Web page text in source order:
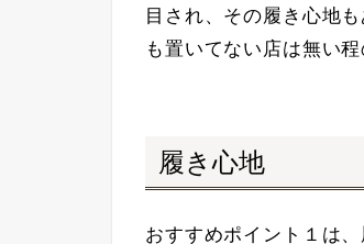
目され、その履き心地
も置いてない店は無い
履き心地
おすすめポイント１は、